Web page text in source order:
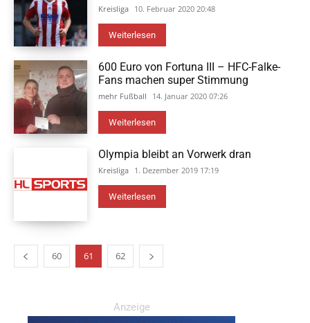
Kreisliga 10. Februar 2020 20:48
Weiterlesen
600 Euro von Fortuna III – HFC-Falke-
Fans machen super Stimmung
mehr Fußball 14. Januar 2020 07:26
Weiterlesen
Olympia bleibt an Vorwerk dran
Kreisliga 1. Dezember 2019 17:19
Weiterlesen
60 61 62
Anzeige